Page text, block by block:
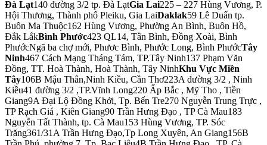
Đà Lạt140 đường 3/2 tp. Đà LạtGia Lai225 – 227 Hùng Vương, P.
Hội Thương, Thành phố Pleiku, Gia LaiDaklak59 Lê Duẩn tp.
Buôn Ma Thuộc162 Hùng Vương, Phường An Bình, Buôn Hồ,
Đắk LắkBình Phước423 QL14, Tân Bình, Đồng Xoài, Bình
PhướcNgã ba chợ mới, Phươc Bình, Phước Long, Bình PhướcTây
Ninh467 Cách Mạng Tháng Tám, TP.Tây Ninh137 Phạm Văn
Đồng, TT. Hoà Thành, Hoà Thành, Tây NinhKhu Vực Miền
Tây106B Mậu Thân,Ninh Kiều, Cần Thơ223A đường 3/2 , Ninh
Kiều41 đường 3/2 ,TP.Vĩnh Long220 Ấp Bắc , Mỹ Tho , Tiền
Giang9A Đại Lộ Đồng Khởi, Tp. Bến Tre270 Nguyễn Trung Trực ,
TP Rạch Giá , Kiên Giang90 Trần Hưng Đạo , TP Cà Mau183
Nguyễn Tất Thành, tp. Cà Mau153 Hùng Vương, TP. Sóc
Trăng361/31A Trần Hưng Đạo,Tp Long Xuyên, An Giang156B